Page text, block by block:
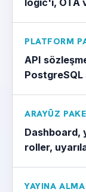
logic'i, OTA
PLATFORM
API
PostgreSQL
ARAYÜZ
Dashboard,
roller,
YAYINA